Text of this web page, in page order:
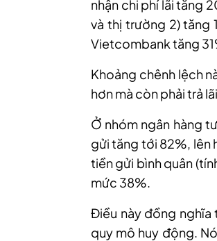
nhận chi phí lãi tăng
và thị trường 2) tăng
Vietcombank tăng
Khoảng chênh lệch
hơn mà còn phải trả
Ở nhóm ngân hàng
gửi tăng tới 82%, lên
tiền gửi bình quân
mức 38%.
Điều này đồng
quy mô huy động.